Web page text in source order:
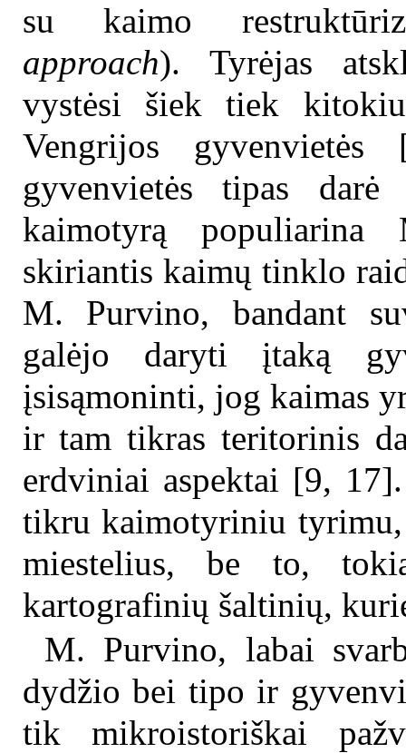
su kaimo
approach). Tyrėjas
vystėsi šiek tiek
Vengrijos
gyvenvietės tipas
kaimotyrą populiarina
skiriantis kaimų tinklo
M. Purvino, bandant
galėjo daryti įtaką
įsisąmoninti, jog kaimas
ir tam tikras teritorinis
erdviniai aspektai [9,
tikru kaimotyriniu
miestelius, be to,
kartografinių šaltinių,
M. Purvino, labai
dydžio bei tipo ir
tik mikroistoriškai